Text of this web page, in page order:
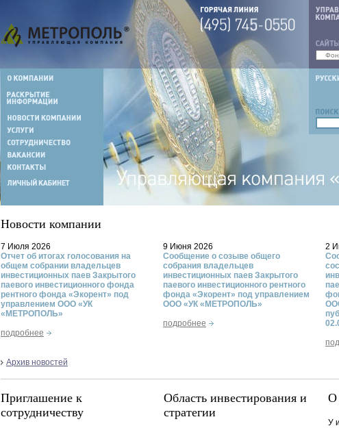
Новости компании
7 Июля 2026
Отчет об итогах голосования на
общем собрании владельцев
инвестиционных паев Закрытого
паевого инвестиционного фонда
рентного фонда «Экорент» под
управлением ООО «УК
«МЕТРОПОЛЬ»
подробнее
9 Июня 2026
Сообщение о созыве общего
собрания владельцев
инвестиционных паев Закрытого
паевого инвестиционного рентного
фонда «Экорент» под управлением
ООО «УК «МЕТРОПОЛЬ»
подробнее
2
Архив новостей
Приглашение к
сотрудничеству
Область инвестирования и
стратегии
О
У